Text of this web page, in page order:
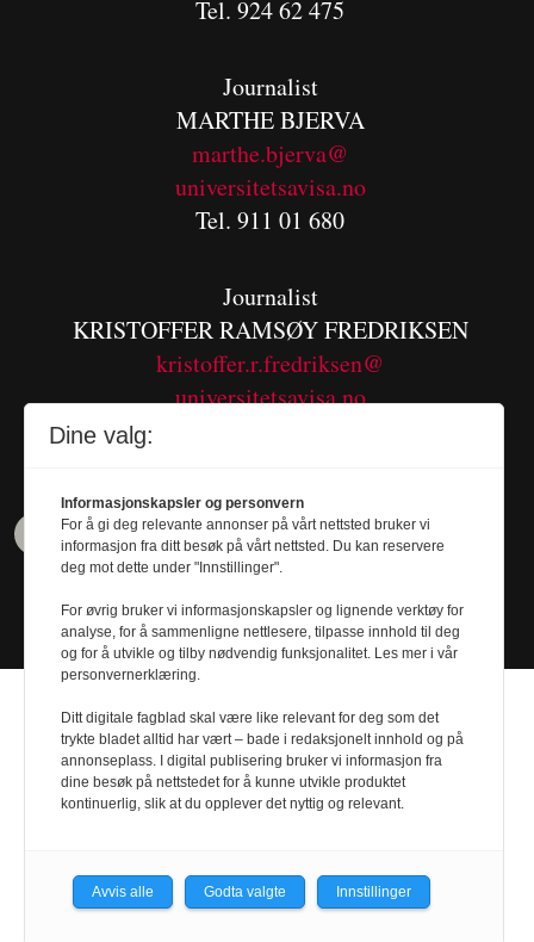
Tel. 924 62 475
Journalist
MARTHE BJERVA
marthe.bjerva@
universitetsavisa.no
Tel. 911 01 680
Journalist
KRISTOFFER RAMSØY FREDRIKSEN
kristoffer.r.fredriksen@
universitetsavisa.no
Design byNordström Design- Powered by
Dine valg:
Informasjonskapsler og personvern
For å gi deg relevante annonser på vårt nettsted bruker vi
informasjon fra ditt besøk på vårt nettsted. Du kan reservere
deg mot dette under "Innstillinger".
For øvrig bruker vi informasjonskapsler og lignende verktøy for
analyse, for å sammenligne nettlesere, tilpasse innhold til deg
og for å utvikle og tilby nødvendig funksjonalitet. Les mer i vår
personvernerklæring.
Ditt digitale fagblad skal være like relevant for deg som det
trykte bladet alltid har vært – bade i redaksjonelt innhold og på
annonseplass. I digital publisering bruker vi informasjon fra
dine besøk på nettstedet for å kunne utvikle produktet
kontinuerlig, slik at du opplever det nyttig og relevant.
Avvis alle Godta valgte Innstillinger